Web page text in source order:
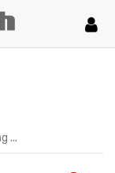
...